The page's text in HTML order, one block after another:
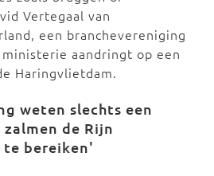
Vertegaal van
een branchevereniging
aandringt op een
Haringvlietdam.
weten slechts een
de Rijn
bereiken'